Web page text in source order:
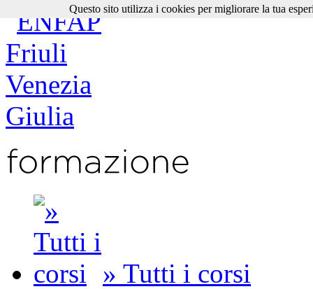
» Tutti i corsi
Questo sito utilizza i cookies per migliorare la tua